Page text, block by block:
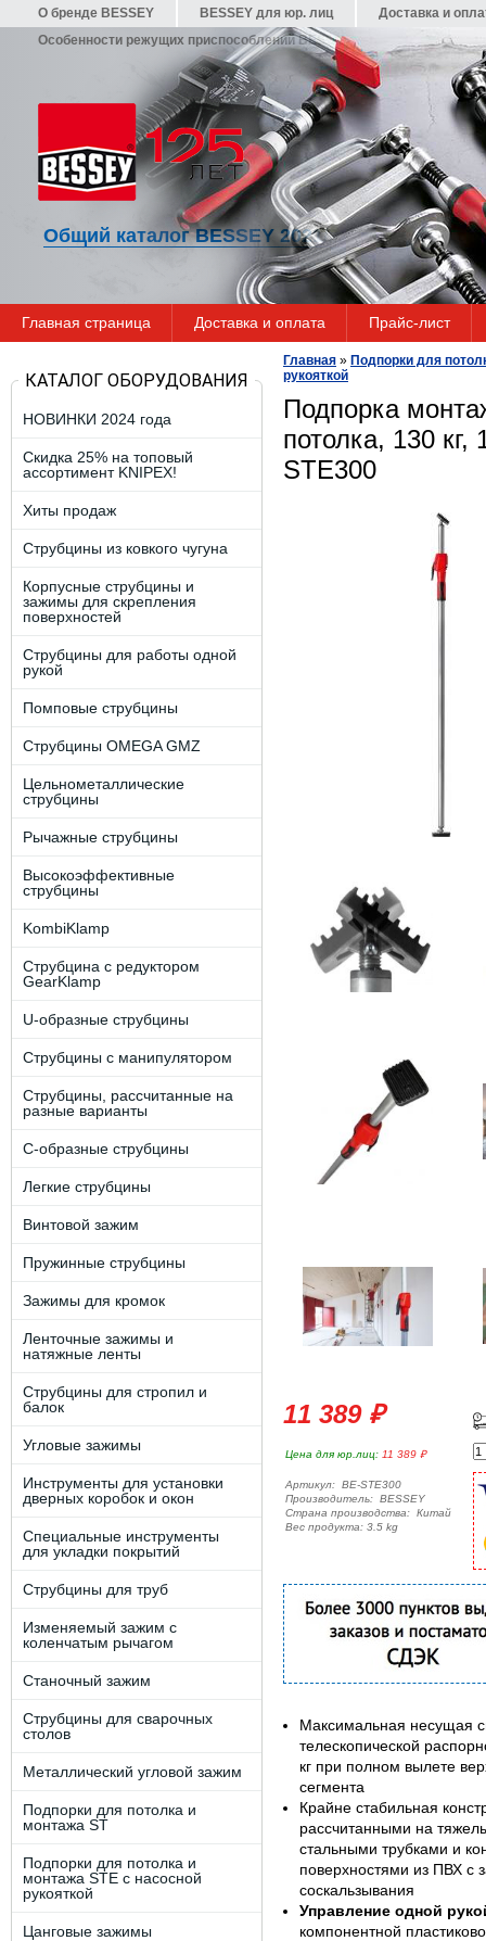
О бренде BESSEY BESSEY для юр. лиц
Доставка и
Особенности режущих приспособлений BESSEY
Гарантия
Общий каталог BESSEY 2021/22
Главная страница Доставка и оплата Прайс-лист
КАТАЛОГ ОБОРУДОВАНИЯ
НОВИНКИ 2024 года
Скидка 25% на топовый
ассортимент KNIPEX!
Хиты продаж
Струбцины из ковкого чугуна
Корпусные струбцины и
зажимы для скрепления
поверхностей
Струбцины для работы одной
рукой
Помповые струбцины
Струбцины OMEGA GMZ
Цельнометаллические
струбцины
Рычажные струбцины
Высокоэффективные
струбцины
KombiKlamp
Струбцина с редуктором
GearKlamp
U-образные струбцины
Струбцины с манипулятором
Струбцины, рассчитанные на
разные варианты
C-образные струбцины
Легкие струбцины
Винтовой зажим
Пружинные струбцины
Зажимы для кромок
Ленточные зажимы и
натяжные ленты
Струбцины для стропил и
балок
Угловые зажимы
Инструменты для установки
дверных коробок и окон
Специальные инструменты
для укладки покрытий
Струбцины для труб
Изменяемый зажим с
коленчатым рычагом
Станочный зажим
Струбцины для сварочных
столов
Металлический угловой зажим
Подпорки для потолка и
монтажа ST
Подпорки для потолка и
монтажа STE c наcоcной
рукояткой
Цанговые зажимы
Главная » Подпорки для
рукояткой
Подпорка
потолка, 130
STE300
11 389 ₽
Цена для юр.лиц: 11 389 ₽
Артикул: BE-STE300
Производитель: BESSEY
Страна производства: Китай
Вес продукта: 3.5 kg
Максимальная несущая
телескопической
кг при полном вылете
сегмента
Крайне стабильная
рассчитанными на
стальными трубками и
поверхностями из ПВХ с
соскальзывания
Управление одной
компонентной